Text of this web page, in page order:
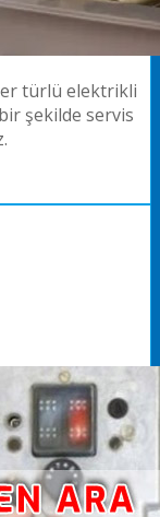
türlü elektrikli
şekilde servis